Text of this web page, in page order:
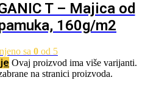
T – Majica od
160g/m2
sa 0 od 5
Ovaj proizvod ima više varijanti.
na stranici proizvoda.